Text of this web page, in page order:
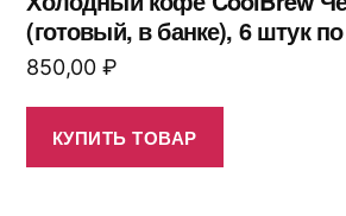
(готовый, в банке), 6 штук
850,00 ₽
КУПИТЬ ТОВАР